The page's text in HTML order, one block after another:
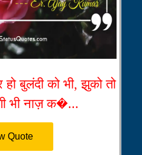
बुलंदी को भी, झुको तो
भी नाज़ क�...
Quote